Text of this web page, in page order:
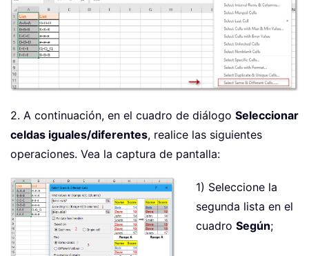
2. A continuación, en el cuadro de diálogo Seleccionar
celdas iguales/diferentes, realice las siguientes
operaciones. Vea la captura de pantalla:
1) Seleccione la
segunda lista en el
cuadro Según;